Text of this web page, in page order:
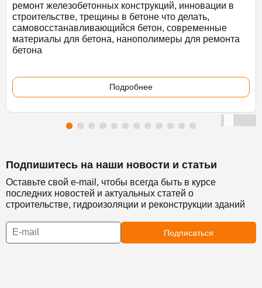
ремонт железобетонных конструкций, инновации в
строительстве, трещины в бетоне что делать,
самовосстанавливающийся бетон, современные
материалы для бетона, нанополимеры для ремонта
бетона
Подробнее
Подпишитесь на наши новости и статьи
Оставьте свой e-mail, чтобы всегда быть в курсе
последних новостей и актуальных статей о
строительстве, гидроизоляции и реконструкции зданий
Подписаться